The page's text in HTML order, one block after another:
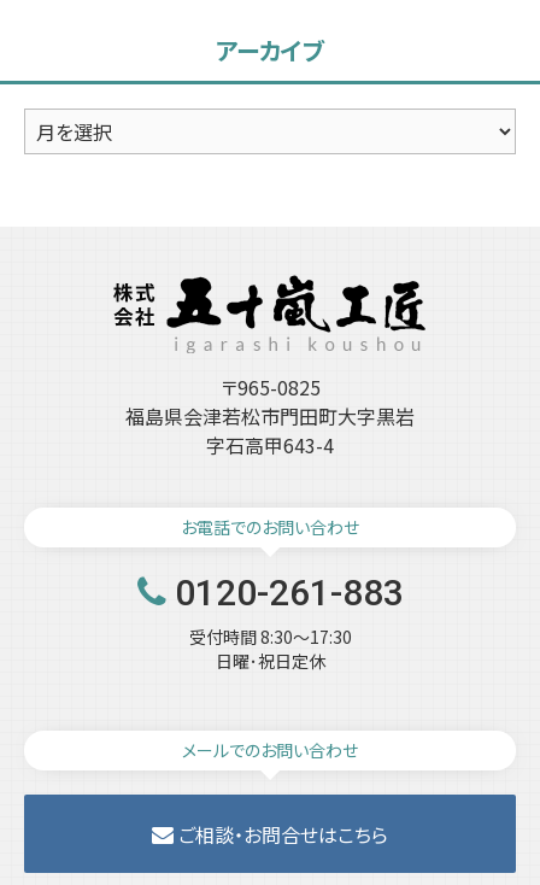
アーカイブ
ア
ー
〒965-0825
福島県会津若松市門田町大字黒岩
字石高甲643-4
お電話でのお問い合わせ
0120-261-883
受付時間 8:30～17:30
日曜･祝日定休
メールでのお問い合わせ
ご相談・お問合せはこちら